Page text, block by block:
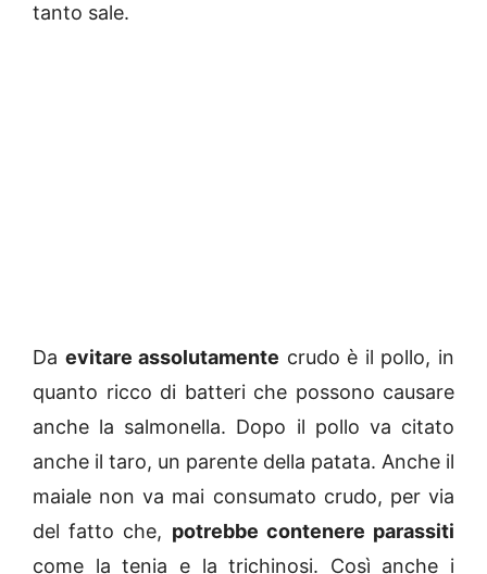
tanto sale.
Da evitare assolutamente crudo è il pollo, in
quanto ricco di batteri che possono causare
anche la salmonella. Dopo il pollo va citato
anche il taro, un parente della patata. Anche il
maiale non va mai consumato crudo, per via
del fatto che, potrebbe contenere parassiti
come la tenia e la trichinosi. Così anche i